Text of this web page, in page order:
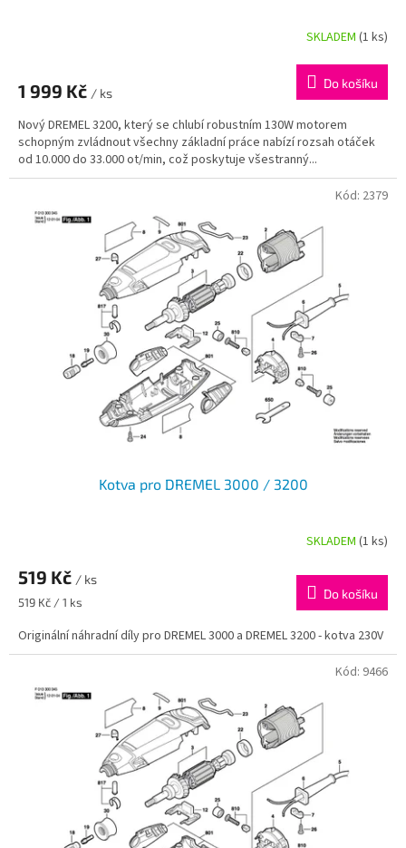
SKLADEM (1 ks)
1 999 Kč / ks
Do košíku
Nový DREMEL 3200, který se chlubí robustním 130W motorem
schopným zvládnout všechny základní práce nabízí rozsah otáček
od 10.000 do 33.000 ot/min, což poskytuje všestranný...
Kotva pro DREMEL 3000 / 3200
produktu
je
5,0
z
SKLADEM(1 ks)
519 Kč / ks
Měrná
519 Kč / 1 ks
Do košíku
Originální náhradní díly pro DREMEL 3000 a DREMEL 3200 - kotva 230V
Kód: 2379
Kód: 9466